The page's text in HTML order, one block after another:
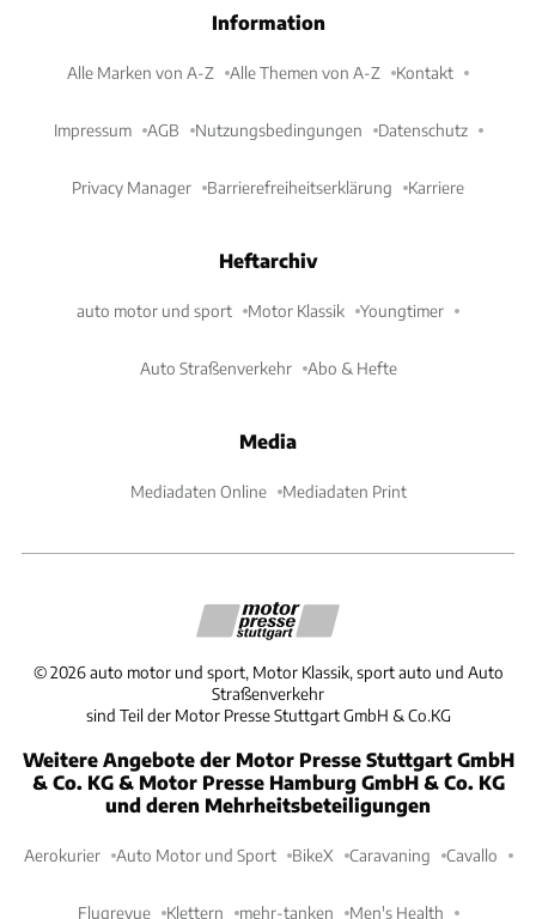
Information
Alle Marken von A-Z Alle Themen von A-Z Kontakt
Impressum AGB Nutzungsbedingungen Datenschutz
Privacy Manager Barrierefreiheitserklärung Karriere
Heftarchiv
auto motor und sport Motor Klassik Youngtimer
Auto Straßenverkehr Abo & Hefte
Media
Mediadaten Online Mediadaten Print
©2026 auto motor und sport, Motor Klassik, sport auto und Auto
Straßenverkehr
sind Teil der Motor Presse Stuttgart GmbH & Co.KG
Weitere Angebote der Motor Presse Stuttgart GmbH
& Co. KG & Motor Presse Hamburg GmbH & Co. KG
und deren Mehrheitsbeteiligungen
Aerokurier Auto Motor und Sport BikeX Caravaning Cavallo
Flugrevue Klettern mehr-tanken Men's Health